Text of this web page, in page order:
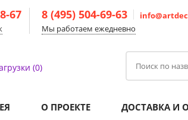
67 8 (495) 504-69-63
Мы работаем ежедневно
(0)
О ПРОЕКТЕ ДОСТАВКА И